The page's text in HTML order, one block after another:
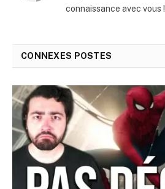
connaissance avec vous !
CONNEXES POSTES